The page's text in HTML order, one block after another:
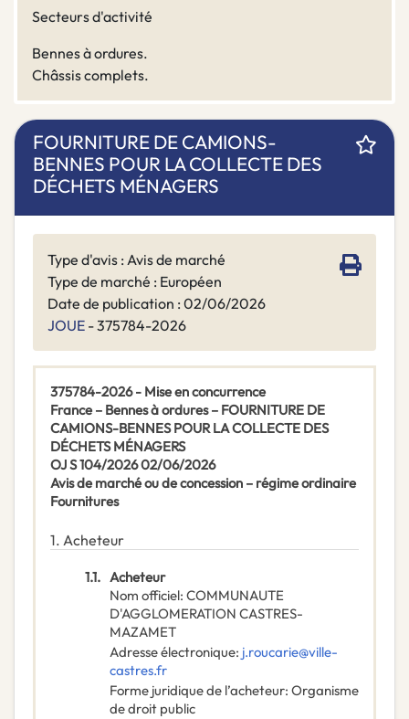
Secteurs d'activité
Bennes à ordures.
Châssis complets.
FOURNITURE DE CAMIONS-
BENNES POUR LA COLLECTE DES
DÉCHETS MÉNAGERS
Type d'avis : Avis de marché
Type de marché : Européen
Date de publication : 02/06/2026
JOUE - 375784-2026
375784-2026 - Mise en concurrence
France – Bennes à ordures – FOURNITURE DE
CAMIONS-BENNES POUR LA COLLECTE DES
DÉCHETS MÉNAGERS
OJ S 104/2026 02/06/2026
Avis de marché ou de concession – régime ordinaire
Fournitures
1. Acheteur
1.1. Acheteur
Nom officiel: COMMUNAUTE
D'AGGLOMERATION CASTRES-
MAZAMET
Adresse électronique: j.roucarie@ville-
castres.fr
Forme juridique de l’acheteur: Organisme
de droit public